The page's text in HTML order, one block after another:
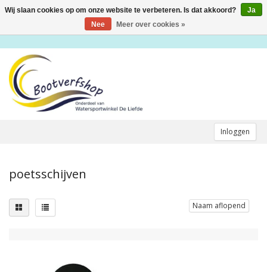
Inloggen
Toggle
poetsschijven
Naam aflopend
Wij slaan cookies op om onze website te verbeteren. Is dat akkoord?
Ja
Nee
Meer over cookies »